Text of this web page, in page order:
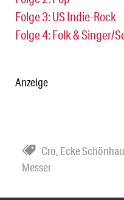
Folge 3: US Indie-Rock
Folge 4: Folk & Singer/
Anzeige
Cro, Ecke
Messer